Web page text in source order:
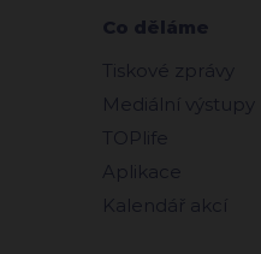
Co děláme
Tiskové zprávy
Mediální výstupy
TOPlife
Aplikace
Kalendář akcí